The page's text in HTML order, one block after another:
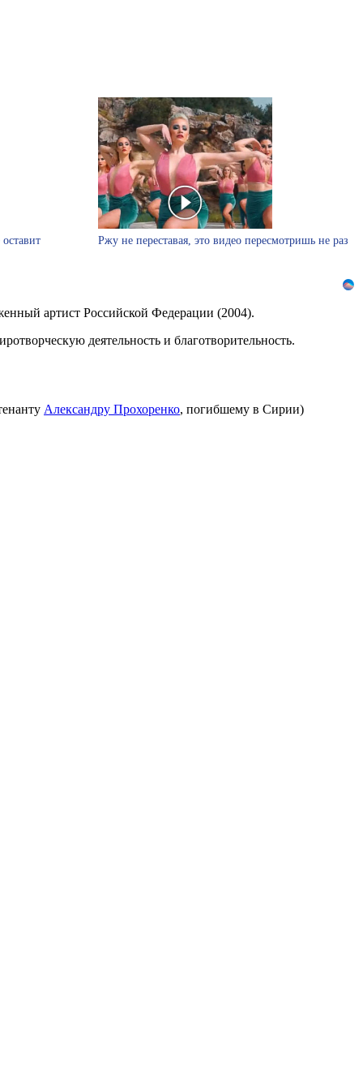
Ржу не переставая, это видео пересмотришь не раз
артист Российской Федерации (2004).
деятельность и благотворительность.
Александру Прохоренко, погибшему в Сирии)